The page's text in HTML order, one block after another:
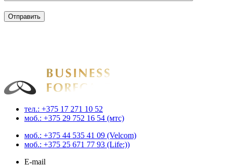
Businessforecast
Аналитика и прогнозирование для профессионалов
тел.: +375 17 271 10 52
моб.: +375 29 752 16 54 (мтс)
моб.: +375 44 535 41 09 (Velcom)
моб.: +375 25 671 77 93 (Life:))
E-mail